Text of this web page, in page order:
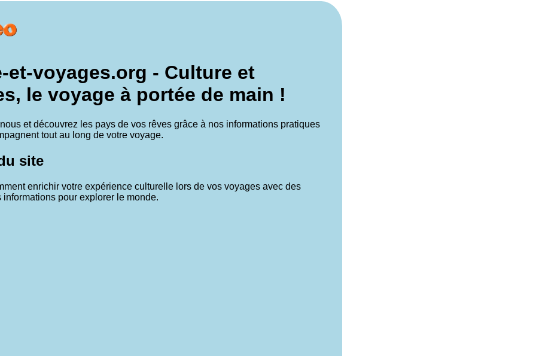
et-voyages.org - Culture et
le voyage à portée de main !
et découvrez les pays de vos rêves grâce à nos informations pratiques
tout au long de votre voyage.
site
enrichir votre expérience culturelle lors de vos voyages avec des
informations pour explorer le monde.